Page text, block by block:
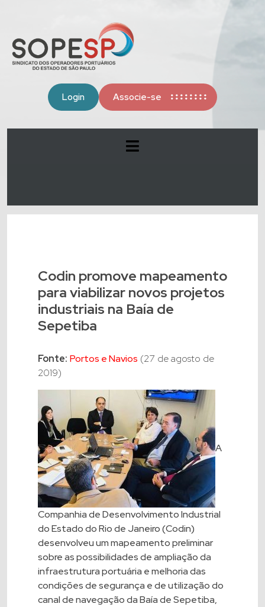
Login Associe-se
Codin promove mapeamento
para viabilizar novos projetos
industriais na Baía de
Sepetiba
Fonte: Portos e Navios (27 de agosto de
2019)
A
Companhia de Desenvolvimento Industrial
do Estado do Rio de Janeiro (Codin)
desenvolveu um mapeamento preliminar
sobre as possibilidades de ampliação da
infraestrutura portuária e melhoria das
condições de segurança e de utilização do
canal de navegação da Baía de Sepetiba,